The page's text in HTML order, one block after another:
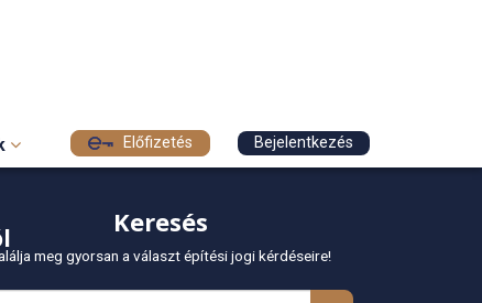
Előfizetés Bejelentkezés
Keresés
meg gyorsan a választ építési jogi kérdéseire!